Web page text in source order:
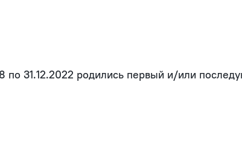
31.12.2022 родились первый и/или